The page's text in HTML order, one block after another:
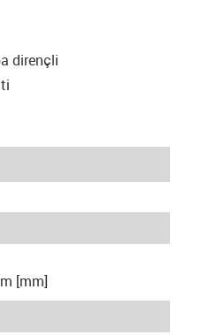
dirençli
[mm]